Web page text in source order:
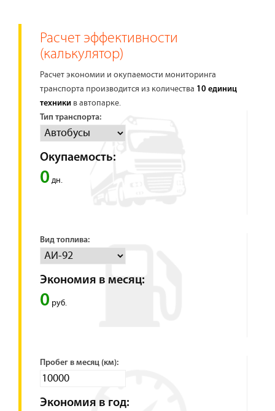
Расчет эффективности
(калькулятор)
Расчет экономии и окупаемости мониторинга
транспорта производится из количества 10 единиц
техники в автопарке.
Тип транспорта:
Окупаемость:
0 дн.
Вид топлива:
Экономия в месяц:
0 руб.
Пробег в месяц (км):
Экономия в год: